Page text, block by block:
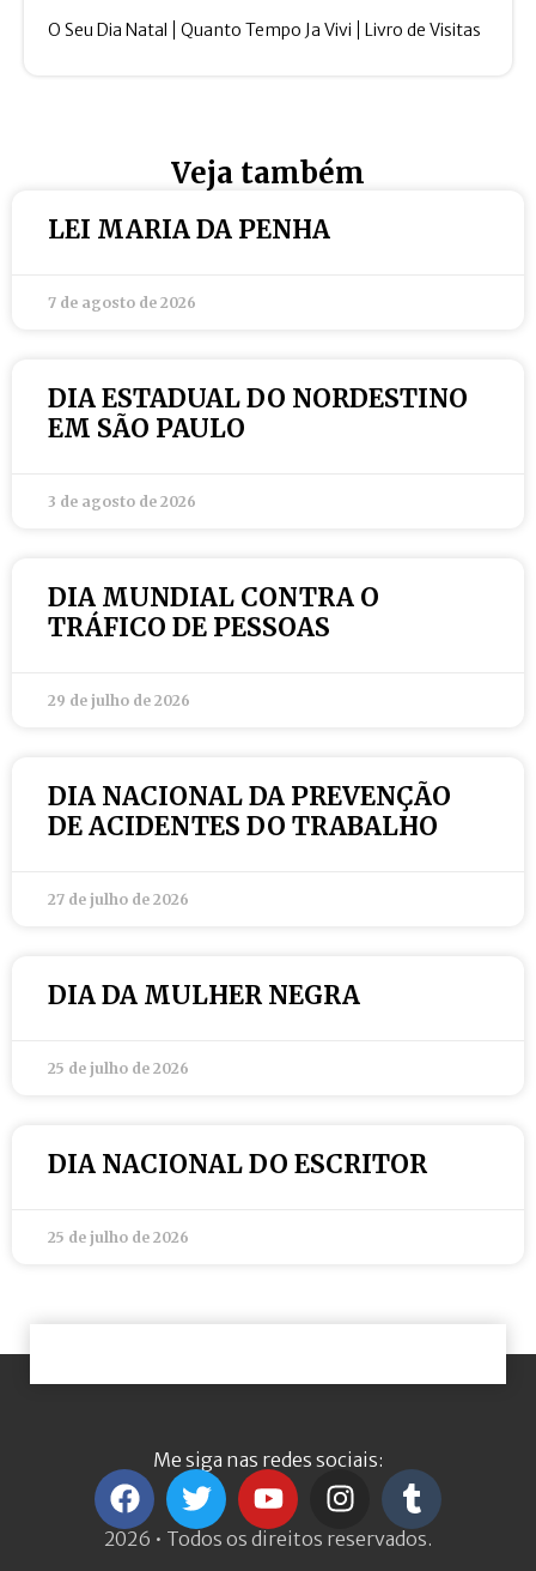
O Seu Dia Natal Quanto Tempo Ja Vivi Livro de Visitas
Veja também
LEI MARIA DA PENHA
7 de agosto de 2026
DIA ESTADUAL DO NORDESTINO
EM SÃO PAULO
3 de agosto de 2026
DIA MUNDIAL CONTRA O
TRÁFICO DE PESSOAS
29 de julho de 2026
DIA NACIONAL DA PREVENÇÃO
DE ACIDENTES DO TRABALHO
27 de julho de 2026
DIA DA MULHER NEGRA
25 de julho de 2026
DIA NACIONAL DO ESCRITOR
25 de julho de 2026
Me siga nas redes sociais:
2026 • Todos os direitos reservados.